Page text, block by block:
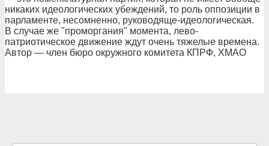
никаких идеологических убеждений, то роль оппозиции в
парламенте, несомненно, руководяще-идеологическая.
В случае же "проморгания" момента, лево-
патриотическое движение ждут очень тяжелые времена.
Автор — член бюро окружного комитета КПРФ, ХМАО